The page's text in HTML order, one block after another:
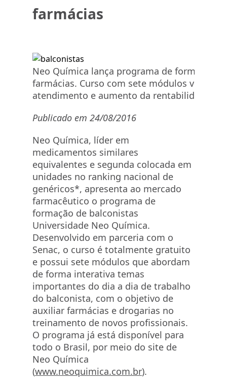
farmácias
Neo Química lança programa de formação
farmácias. Curso com sete módulos visa
atendimento e aumento da rentabilidade
Publicado em 24/08/2016
Neo Química, líder em
medicamentos similares
equivalentes e segunda colocada em
unidades no ranking nacional de
genéricos*, apresenta ao mercado
farmacêutico o programa de
formação de balconistas
Universidade Neo Química.
Desenvolvido em parceria com o
Senac, o curso é totalmente gratuito
e possui sete módulos que abordam
de forma interativa temas
importantes do dia a dia de trabalho
do balconista, com o objetivo de
auxiliar farmácias e drogarias no
treinamento de novos profissionais.
O programa já está disponível para
todo o Brasil, por meio do site de
Neo Química
(www.neoquimica.com.br).